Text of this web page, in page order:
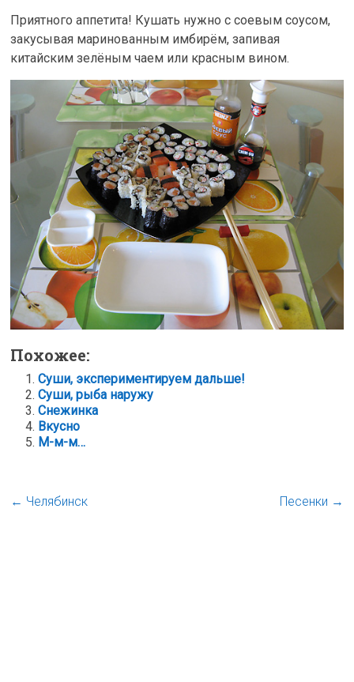
Приятного аппетита! Кушать нужно с соевым соусом,
закусывая маринованным имбирём, запивая
китайским зелёным чаем или красным вином.
Похожее:
Суши, экспериментируем дальше!
Суши, рыба наружу
Снежинка
Вкусно
М-м-м…
← Челябинск Песенки →